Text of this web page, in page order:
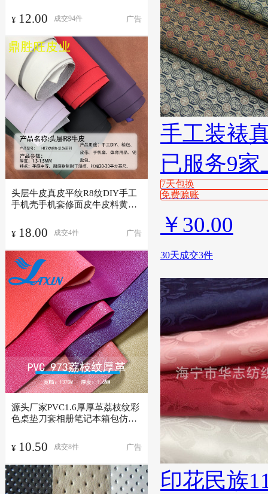
¥ 12.00 成交94件 广告
头层牛皮真皮平纹R8纹DIY手工
手机壳手机套修面皮牛皮料黄纯
¥ 18.00 成交4件 广告
源头厂家PVC1.6厚厚革荔枝纹彩
色桌垫刀套相册笔记本箱包仿棉
¥ 10.50 成交8件 广告
手工装裱
已服务9家
7天包换
免费赊账
￥ 30.00
30天成交3件
印花民族